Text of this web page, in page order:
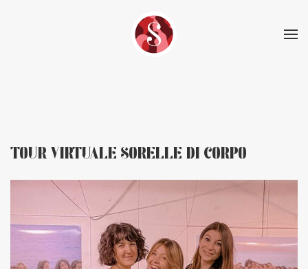
Skip to main content
TOUR VIRTUALE SORELLE DI CORPO